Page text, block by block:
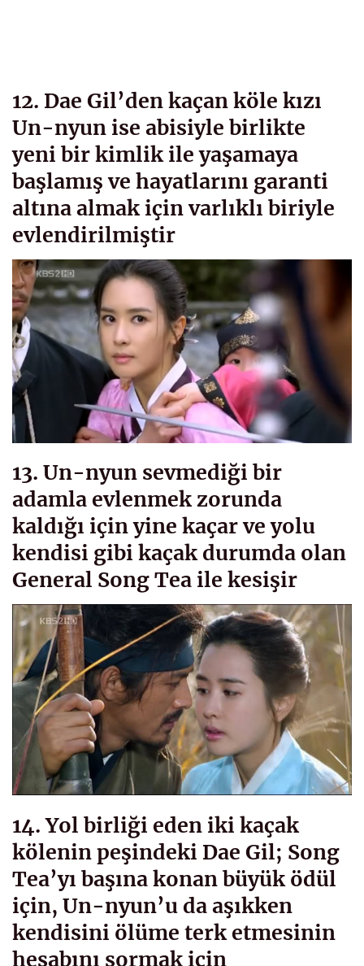
12. Dae Gil’den kaçan köle kızı
Un-nyun ise abisiyle birlikte
yeni bir kimlik ile yaşamaya
başlamış ve hayatlarını garanti
altına almak için varlıklı biriyle
evlendirilmiştir
13. Un-nyun sevmediği bir
adamla evlenmek zorunda
kaldığı için yine kaçar ve yolu
kendisi gibi kaçak durumda olan
General Song Tea ile kesişir
14. Yol birliği eden iki kaçak
kölenin peşindeki Dae Gil; Song
Tea’yı başına konan büyük ödül
için, Un-nyun’u da aşıkken
kendisini ölüme terk etmesinin
hesabını sormak için